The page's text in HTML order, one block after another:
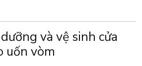
và vệ sinh cửa
uốn vòm